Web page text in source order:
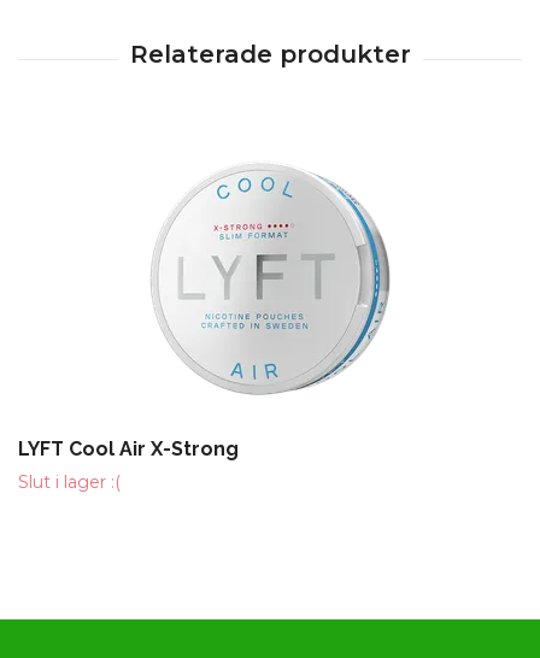
LYFT Cool Air X-Strong
Slut i lager :(